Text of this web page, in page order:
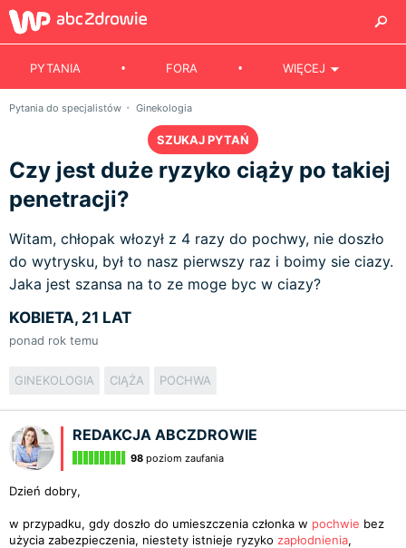
PYTANIA FORA WIĘCEJ
Pytania do specjalistów Ginekologia
SZUKAJ PYTAŃ
Czy jest duże ryzyko ciąży po takiej
penetracji?
Witam, chłopak włozył z 4 razy do pochwy, nie doszło
do wytrysku, był to nasz pierwszy raz i boimy sie ciazy.
Jaka jest szansa na to ze moge byc w ciazy?
KOBIETA, 21 LAT
ponad rok temu
GINEKOLOGIA CIĄŻA POCHWA
REDAKCJA ABCZDROWIE
98 poziom zaufania
Dzień dobry,
w przypadku, gdy doszło do umieszczenia członka w pochwie bez
użycia zabezpieczenia, niestety istnieje ryzyko zapłodnienia,